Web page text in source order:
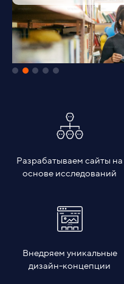
Разрабатываем сайты на
основе исследований
Внедряем уникальные
дизайн-концепции